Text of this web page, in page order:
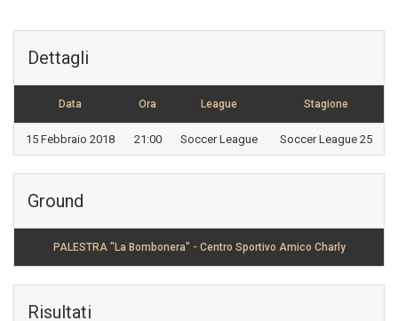
Dettagli
Data Ora League Stagione
15 Febbraio 2018 21:00 Soccer League Soccer League 25
Ground
PALESTRA "La Bombonera" - Centro Sportivo Amico Charly
Risultati